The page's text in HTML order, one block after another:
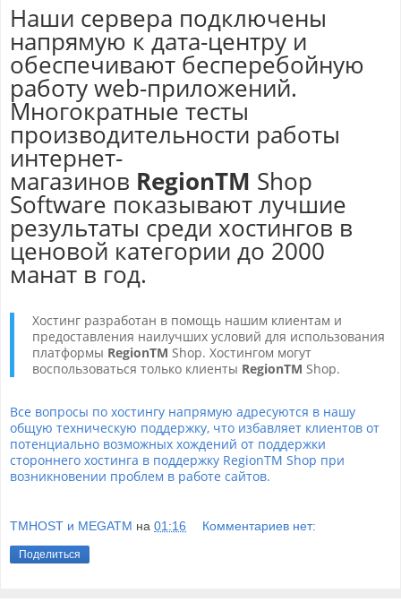
Наши сервера подключены
напрямую к дата-центру и
обеспечивают бесперебойную
работу web-приложений.
Многократные тесты
производительности работы
интернет-
магазинов RegionTM Shop
Software показывают лучшие
результаты среди хостингов в
ценовой категории до 2000
манат в год.
Хостинг разработан в помощь нашим клиентам и
предоставления наилучших условий для использования
платформы RegionTM Shop. Хостингом могут
воспользоваться только клиенты RegionTM Shop.
Все вопросы по хостингу напрямую адресуются в нашу
общую техническую поддержку, что избавляет клиентов от
потенциально возможных хождений от поддержки
стороннего хостинга в поддержку RegionTM Shop при
возникновении проблем в работе сайтов.
TMHOST и MEGATM на 01:16 Комментариев нет:
Поделиться